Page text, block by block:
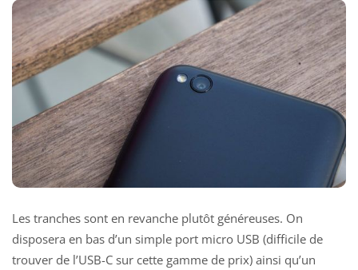
Les tranches sont en revanche plutôt généreuses. On
disposera en bas d’un simple port micro USB (difficile de
trouver de l’USB-C sur cette gamme de prix) ainsi qu’un